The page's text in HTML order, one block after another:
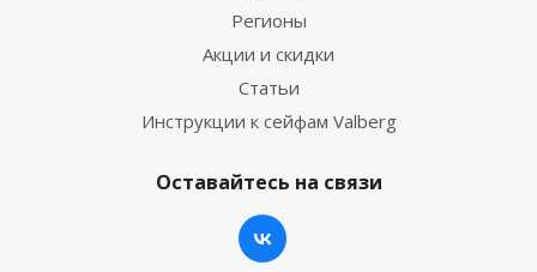
Регионы
Акции и скидки
Статьи
Инструкции к сейфам Valberg
Оставайтесь на связи